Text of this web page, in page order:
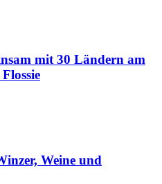
mit 30 Ländern am
Weine und